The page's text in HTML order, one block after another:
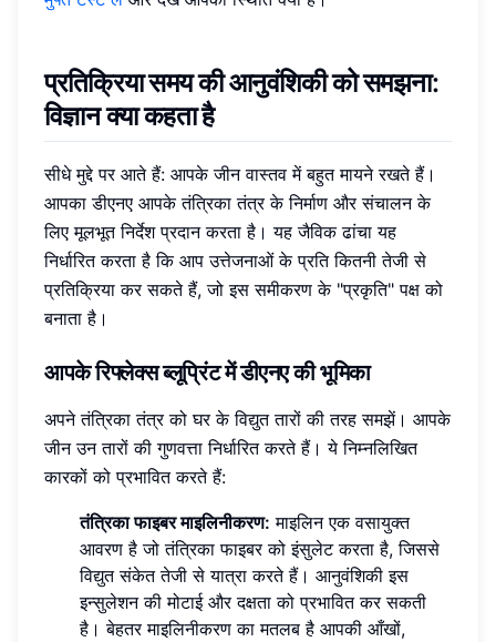
प्रतिक्रिया समय की आनुवंशिकी को समझना:
विज्ञान क्या कहता है
सीधे मुद्दे पर आते हैं: आपके जीन वास्तव में बहुत मायने रखते हैं।
आपका डीएनए आपके तंत्रिका तंत्र के निर्माण और संचालन के
लिए मूलभूत निर्देश प्रदान करता है। यह जैविक ढांचा यह
निर्धारित करता है कि आप उत्तेजनाओं के प्रति कितनी तेजी से
प्रतिक्रिया कर सकते हैं, जो इस समीकरण के "प्रकृति" पक्ष को
बनाता है।
आपके रिफ्लेक्स ब्लूप्रिंट में डीएनए की भूमिका
अपने तंत्रिका तंत्र को घर के विद्युत तारों की तरह समझें। आपके
जीन उन तारों की गुणवत्ता निर्धारित करते हैं। ये निम्नलिखित
कारकों को प्रभावित करते हैं:
तंत्रिका फाइबर माइलिनीकरण: माइलिन एक वसायुक्त
आवरण है जो तंत्रिका फाइबर को इंसुलेट करता है, जिससे
विद्युत संकेत तेजी से यात्रा करते हैं। आनुवंशिकी इस
इन्सुलेशन की मोटाई और दक्षता को प्रभावित कर सकती
है। बेहतर माइलिनीकरण का मतलब है आपकी आँखों,